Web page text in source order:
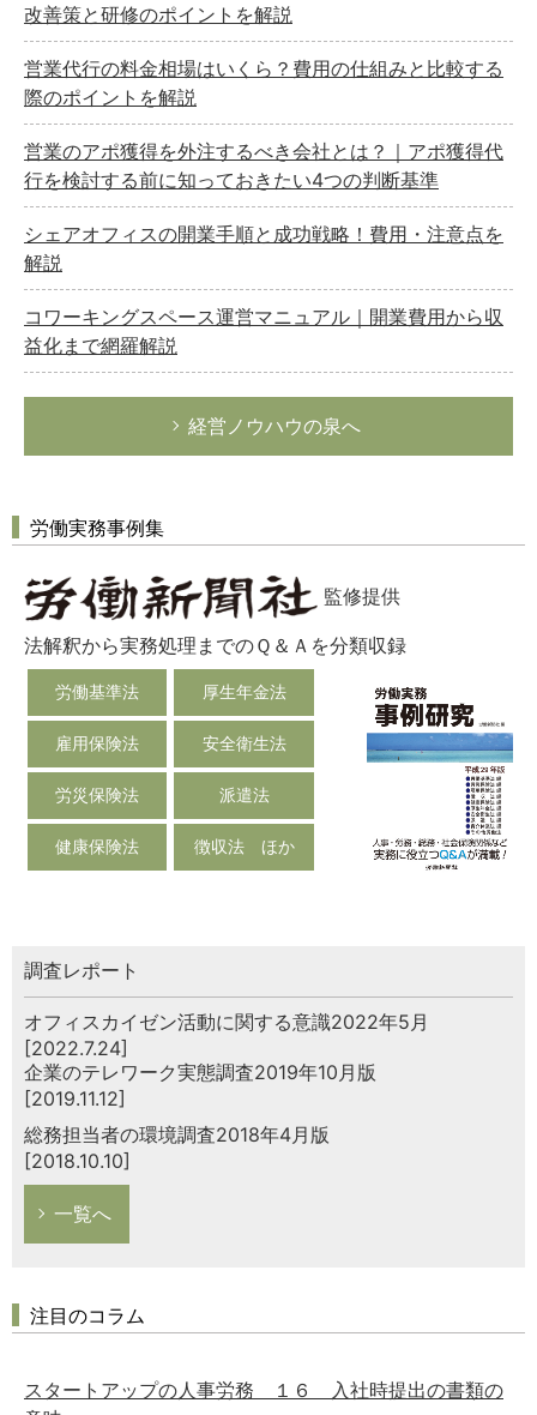
改善策と研修のポイントを解説
営業代行の料金相場はいくら？費用の仕組みと比較する
際のポイントを解説
営業のアポ獲得を外注するべき会社とは？｜アポ獲得代
行を検討する前に知っておきたい4つの判断基準
シェアオフィスの開業手順と成功戦略！費用・注意点を
解説
コワーキングスペース運営マニュアル｜開業費用から収
益化まで網羅解説
経営ノウハウの泉へ
労働実務事例集
監修提供
法解釈から実務処理までのＱ＆Ａを分類収録
労働基準法 厚生年金法
雇用保険法 安全衛生法
労災保険法 派遣法
健康保険法 徴収法 ほか
調査レポート
オフィスカイゼン活動に関する意識2022年5月
[2022.7.24]
企業のテレワーク実態調査2019年10月版
[2019.11.12]
総務担当者の環境調査2018年4月版
[2018.10.10]
一覧へ
注目のコラム
スタートアップの人事労務 １６ 入社時提出の書類の